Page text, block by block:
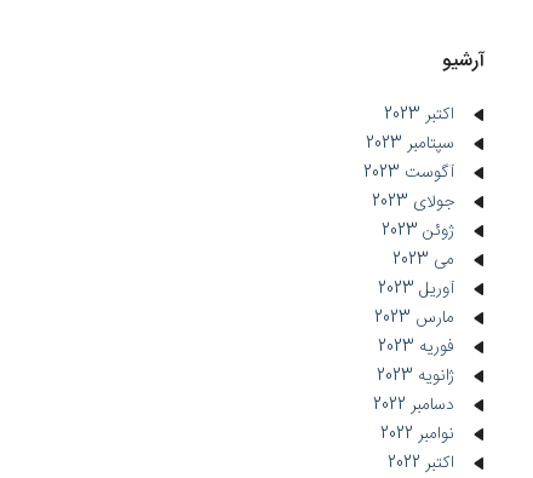
آرشیو
اکتبر 2023
سپتامبر 2023
آگوست 2023
جولای 2023
ژوئن 2023
می 2023
آوریل 2023
مارس 2023
فوریه 2023
ژانویه 2023
دسامبر 2022
نوامبر 2022
اکتبر 2022